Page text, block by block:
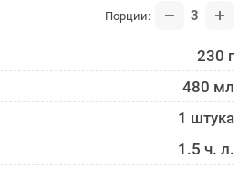
Порции: 3
230 г
480 мл
1 штука
1.5 ч. л.